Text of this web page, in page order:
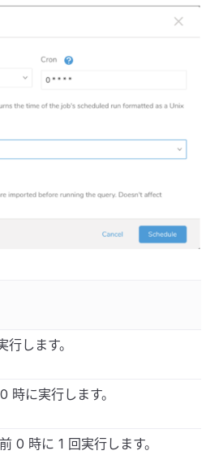
行します。
時に実行します。
0 時に 1 回実行します。